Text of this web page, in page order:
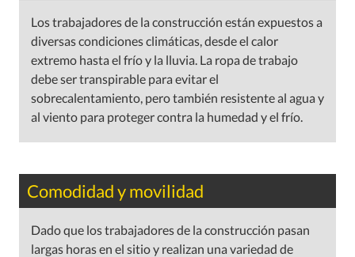
Los trabajadores de la construcción están expuestos a
diversas condiciones climáticas, desde el calor
extremo hasta el frío y la lluvia. La ropa de trabajo
debe ser transpirable para evitar el
sobrecalentamiento, pero también resistente al agua y
al viento para proteger contra la humedad y el frío.
Comodidad y movilidad
Dado que los trabajadores de la construcción pasan
largas horas en el sitio y realizan una variedad de